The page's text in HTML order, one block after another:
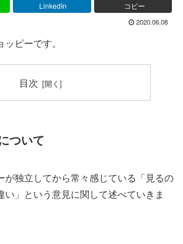
LinkedIn コピー
2020.06.08
ピーです。
目次
ついて
が独立してから常々感じている「見るの
い」という意見に関して述べていきま